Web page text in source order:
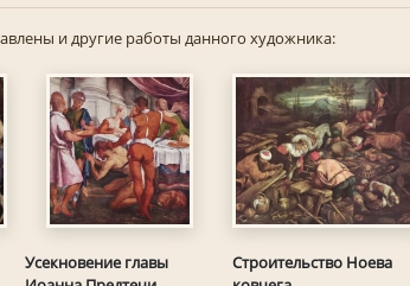
и другие работы данного художника:
Усекновение главы
Строительство Ноева